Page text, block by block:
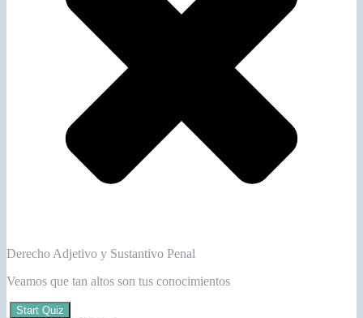
Derecho Adjetivo y Sustantivo Penal
Veamos que tan altos son tus conocimientos
Start Quiz